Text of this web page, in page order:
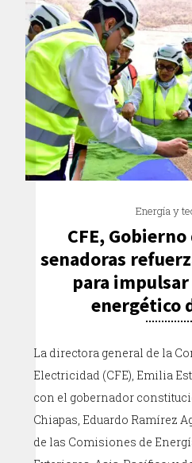
Energía y
CFE,
senadoras
para
energético
La directora general de la
Electricidad (CFE), Emilia
con el gobernador
Chiapas, Eduardo Ramírez
de las Comisiones de